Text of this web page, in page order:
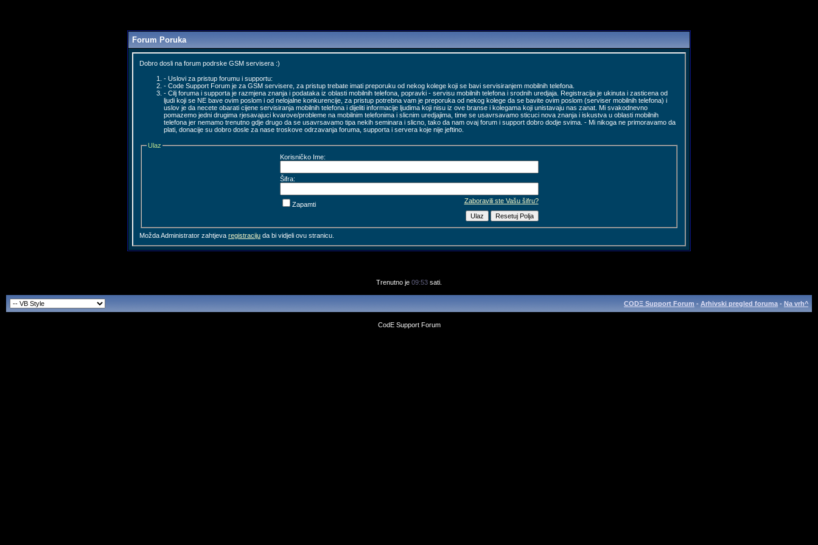
Forum Poruka
Dobro dosli na forum podrske GSM servisera :)
- Uslovi za pristup forumu i supportu:
- Code Support Forum je za GSM servisere, za pristup trebate imati preporuku od nekog kolege koji se bavi servisiranjem mobilnih telefona.
- Cilj foruma i supporta je razmjena znanja i podataka iz oblasti mobilnih telefona, popravki - servisu mobilnih telefona i srodnih uredjaja. Registracija je ukinuta i zasticena od
ljudi koji se NE bave ovim poslom i od nelojalne konkurencije, za pristup potrebna vam je preporuka od nekog kolege da se bavite ovim poslom (serviser mobilnih telefona) i
uslov je da necete obarati cijene servisiranja mobilnih telefona i dijeliti informacije ljudima koji nisu iz ove branse i kolegama koji unistavaju nas zanat. Mi svakodnevno
pomazemo jedni drugima rjesavajuci kvarove/probleme na mobilnim telefonima i slicnim uredjajima, time se usavrsavamo sticuci nova znanja i iskustva u oblasti mobilnih
telefona jer nemamo trenutno gdje drugo da se usavrsavamo tipa nekih seminara i slicno, tako da nam ovaj forum i support dobro dodje svima. - Mi nikoga ne primoravamo da
plati, donacije su dobro dosle za nase troskove odrzavanja foruma, supporta i servera koje nije jeftino.
Ulaz
Korisničko Ime:
Šifra:
Zaboravili ste Vašu šifru?
Zapamti
Možda Administrator zahtjeva registraciju da bi vidjeli ovu stranicu.
Trenutno je 09:53 sati.
CODΞ Support Forum - Arhivski pregled foruma - Na vrh^
CodE Support Forum